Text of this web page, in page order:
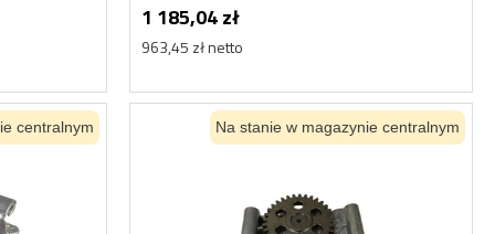
1 185,04 zł
963,45 zł netto
centralnym Na stanie w magazynie centralnym